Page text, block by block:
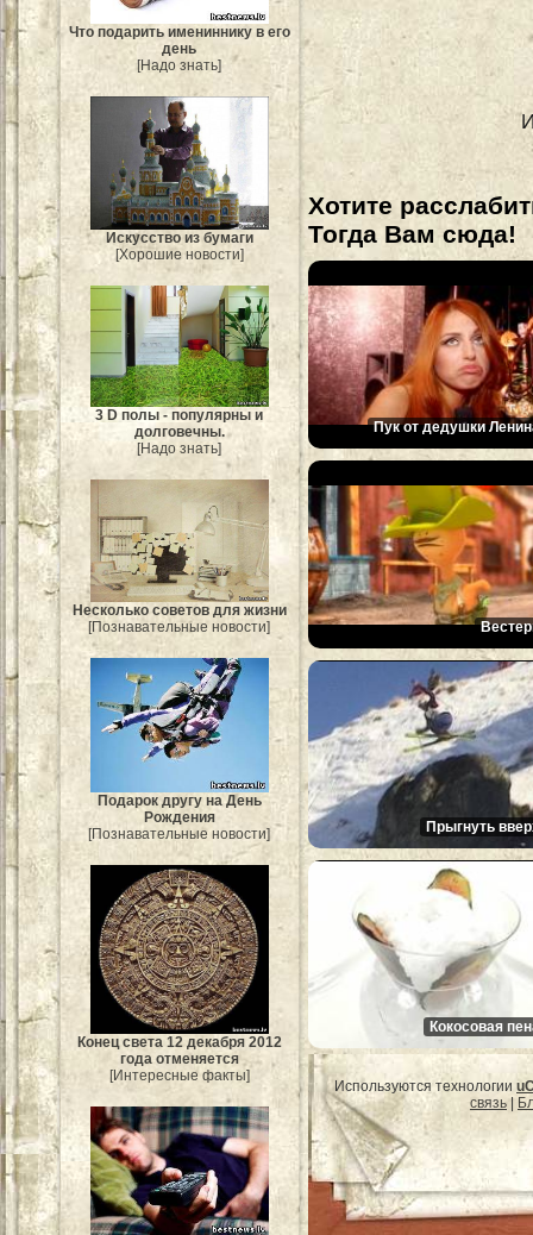
Что подарить имениннику в его
день
[Надо знать]
Искусство из бумаги
[Хорошие новости]
3 D полы - популярны и
долговечны.
[Надо знать]
Несколько советов для жизни
[Познавательные новости]
Подарок другу на День
Рождения
[Познавательные новости]
Конец света 12 декабря 2012
года отменяется
[Интересные факты]
Хотите
Тогда Вам сюда!
Пук от дедушки
Прыгнуть
Кокосовая
Используются технологии
связь